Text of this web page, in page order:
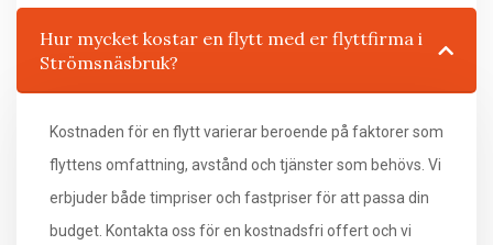
Hur mycket kostar en flytt med er flyttfirma i
Strömsnäsbruk?
Kostnaden för en flytt varierar beroende på faktorer som
flyttens omfattning, avstånd och tjänster som behövs. Vi
erbjuder både timpriser och fastpriser för att passa din
budget. Kontakta oss för en kostnadsfri offert och vi